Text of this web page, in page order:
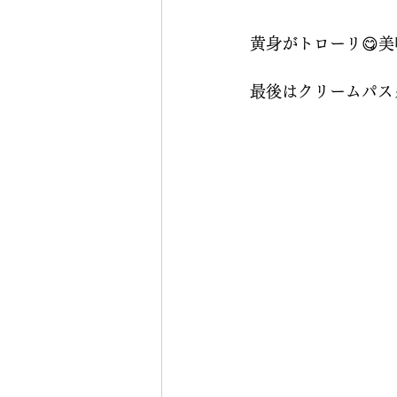
黄身がトローリ😋
最後はクリームパス